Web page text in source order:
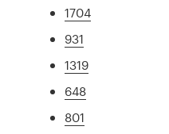
1704
931
1319
648
801